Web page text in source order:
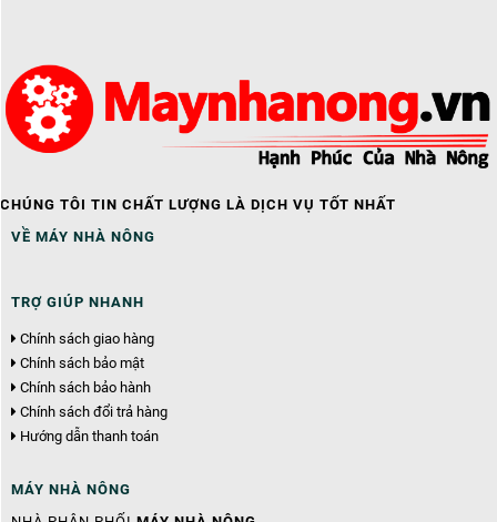
CHÚNG TÔI TIN CHẤT LƯỢNG LÀ DỊCH VỤ TỐT NHẤT
VỀ MÁY NHÀ NÔNG
TRỢ GIÚP NHANH
Chính sách giao hàng
Chính sách bảo mật
Chính sách bảo hành
Chính sách đổi trả hàng
Hướng dẫn thanh toán
MÁY NHÀ NÔNG